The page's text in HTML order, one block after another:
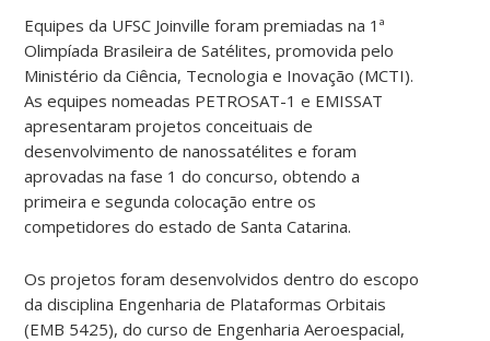
Equipes da UFSC Joinville foram premiadas na 1ª
Olimpíada Brasileira de Satélites, promovida pelo
Ministério da Ciência, Tecnologia e Inovação (MCTI).
As equipes nomeadas PETROSAT-1 e EMISSAT
apresentaram projetos conceituais de
desenvolvimento de nanossatélites e foram
aprovadas na fase 1 do concurso, obtendo a
primeira e segunda colocação entre os
competidores do estado de Santa Catarina.
Os projetos foram desenvolvidos dentro do escopo
da disciplina Engenharia de Plataformas Orbitais
(EMB 5425), do curso de Engenharia Aeroespacial,